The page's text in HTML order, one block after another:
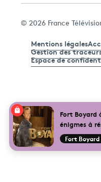
© 2026 France
Mentions légales
Gestion des
Espace de
Fort Boyard
énigmes à
Fort Boyard